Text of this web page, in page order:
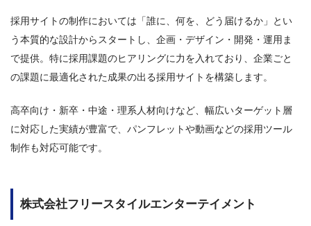
採用サイトの制作においては「誰に、何を、どう届けるか」とい
う本質的な設計からスタートし、企画・デザイン・開発・運用ま
で提供。特に採用課題のヒアリングに力を入れており、企業ごと
の課題に最適化された成果の出る採用サイトを構築します。
高卒向け・新卒・中途・理系人材向けなど、幅広いターゲット層
に対応した実績が豊富で、パンフレットや動画などの採用ツール
制作も対応可能です。
株式会社フリースタイルエンターテイメント